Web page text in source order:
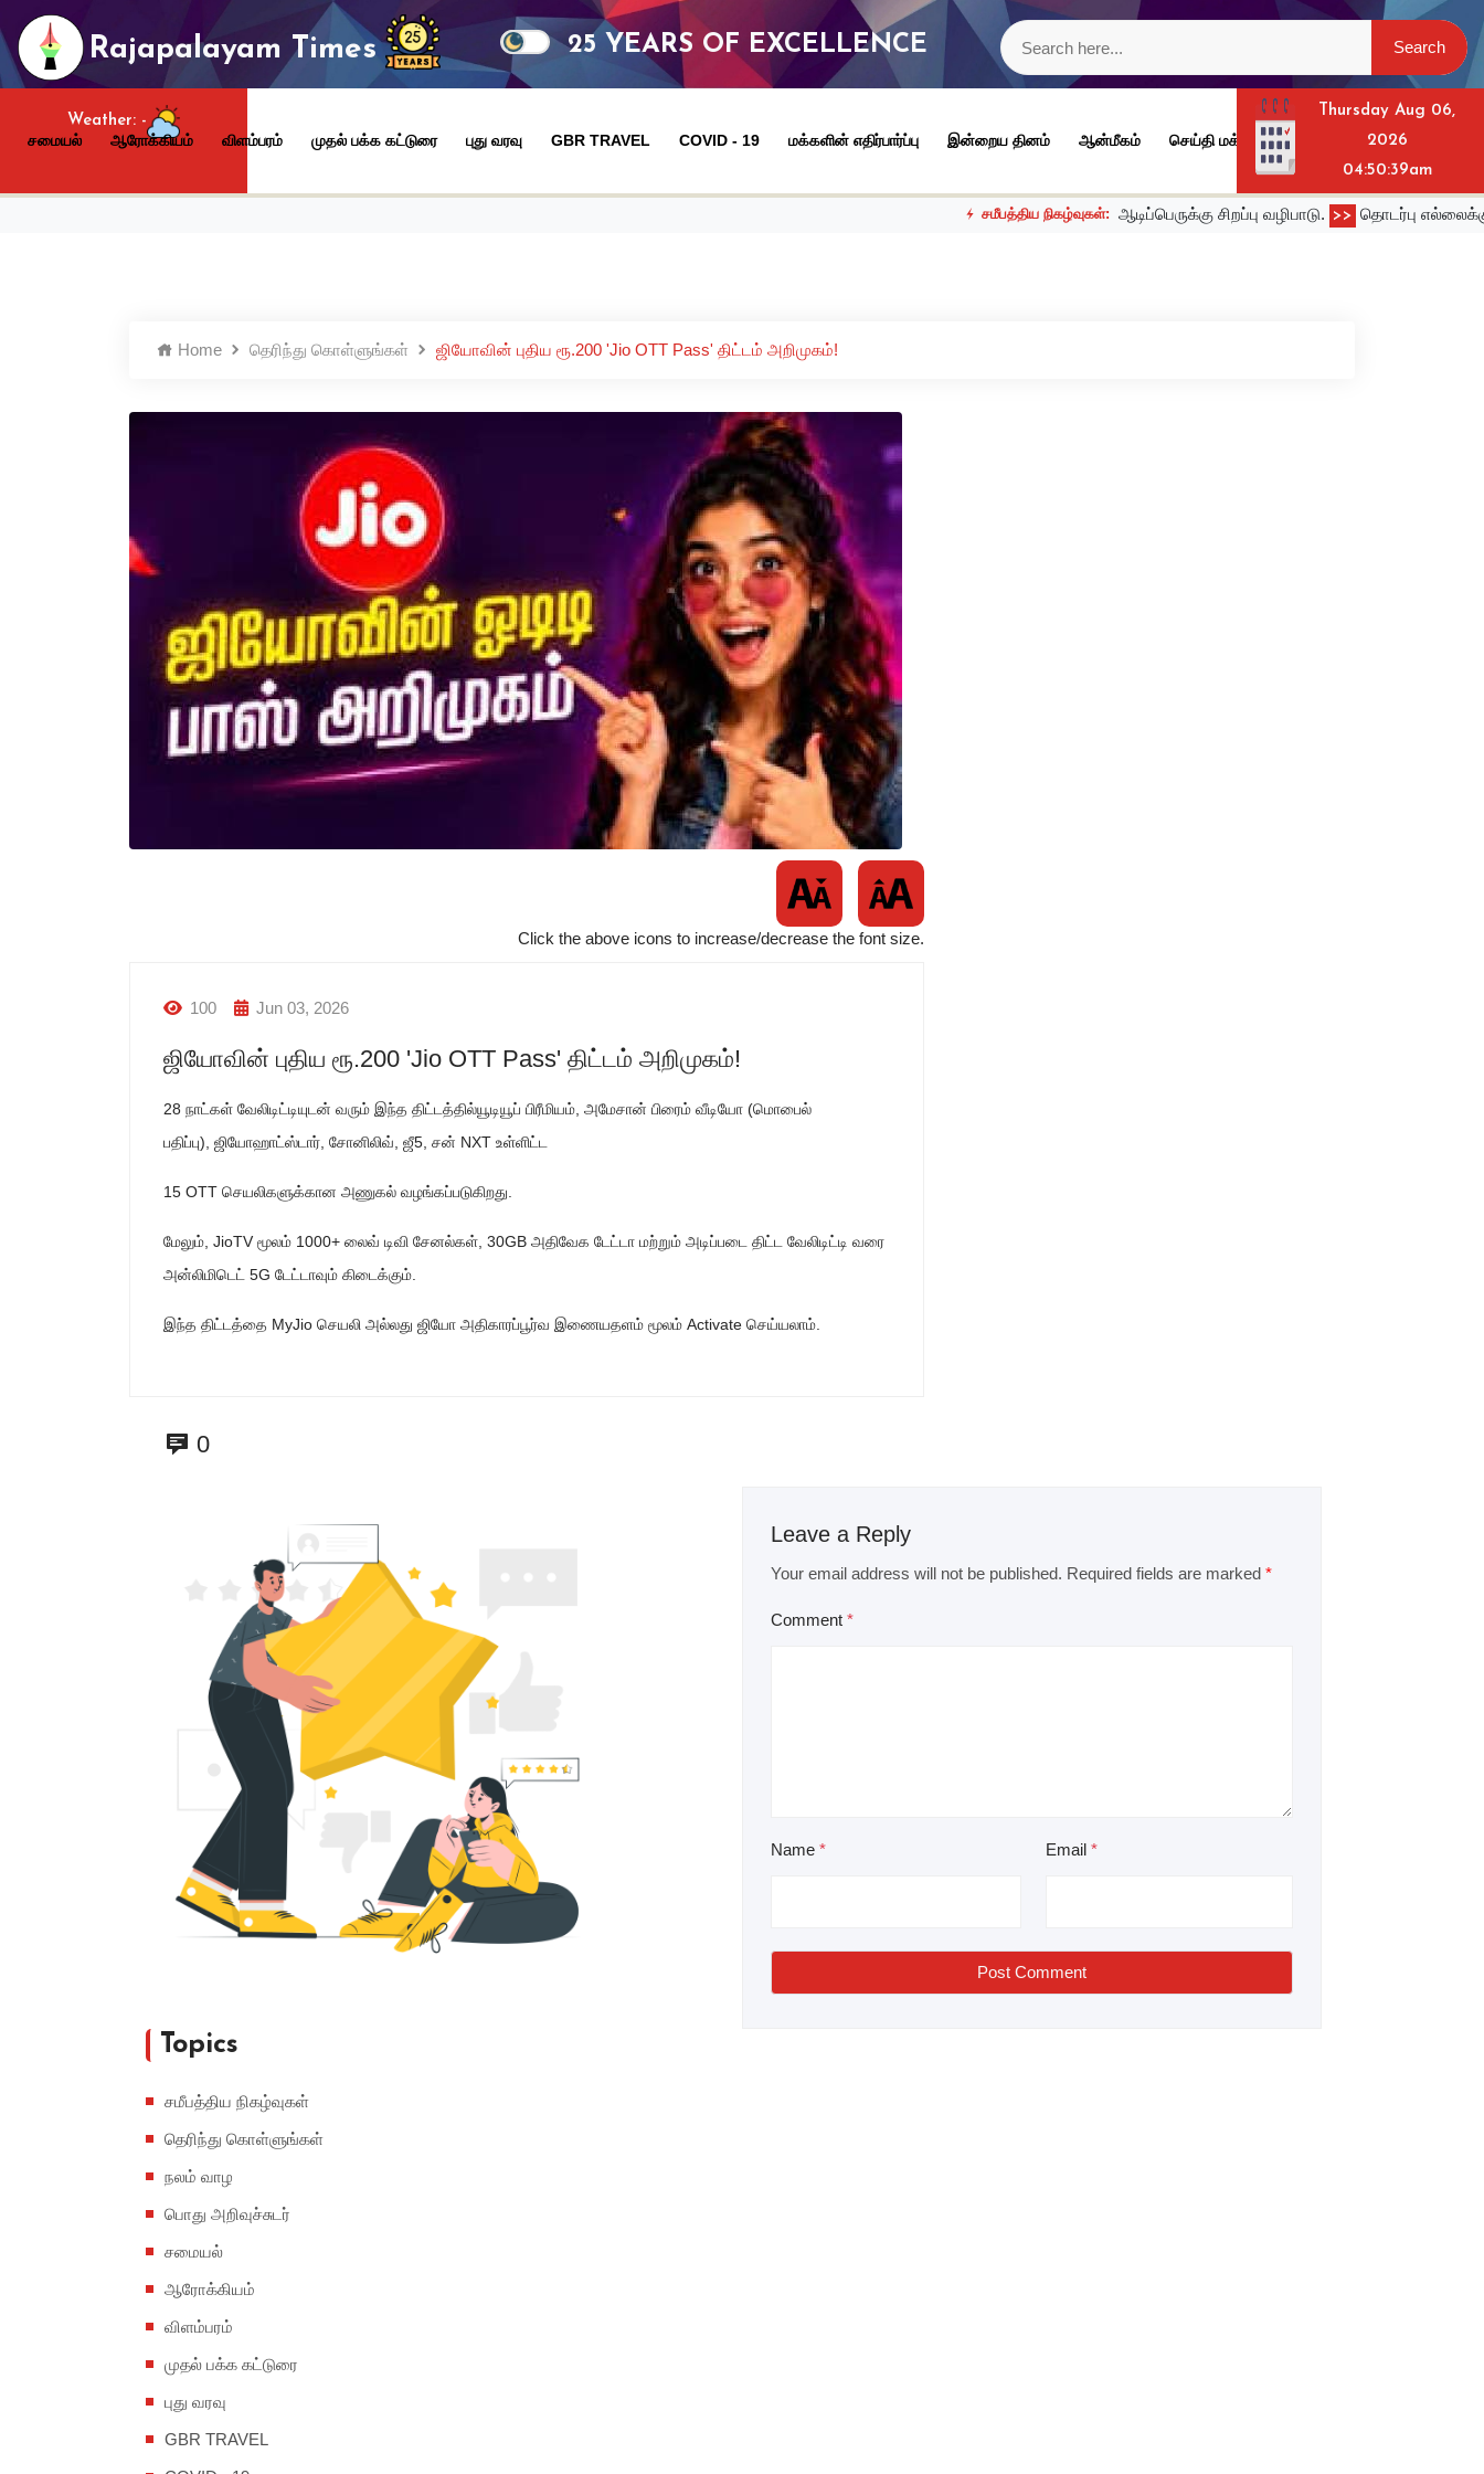
Rajapalayam Times 25 YEARS OF EXCELLENCE
Weather: -
சமையல் ஆரோக்கியம் விளம்பரம் முதல் பக்க கட்டுரை புது வரவு GBR TRAVEL COVID - 19 மக்களின் எதிர்பார்ப்பு இன்றைய தினம் ஆன்மீகம் செய்தி மக்கள் தொடர்பு அலுவலகம் விருதுநகர்
Thursday Aug 06,
2026
04:50:39am
சமீபத்திய நிகழ்வுகள்: ஆடிப்பெருக்கு சிறப்பு வழிபாடு. >> தொடர்பு எல்லைக்கு வெளியே
Home தெரிந்து கொள்ளுங்கள் ஜியோவின் புதிய ரூ.200 'Jio OTT Pass' திட்டம் அறிமுகம்!
Click the above icons to increase/decrease the font size.
100 Jun 03, 2026
ஜியோவின் புதிய ரூ.200 'Jio OTT Pass' திட்டம் அறிமுகம்!
28 நாட்கள் வேலிடிட்டியுடன் வரும் இந்த திட்டத்தில்யூடியூப் பிரீமியம், அமேசான் பிரைம் வீடியோ (மொபைல்
பதிப்பு), ஜியோஹாட்ஸ்டார், சோனிலிவ், ஜீ5, சன் NXT உள்ளிட்ட
15 OTT செயலிகளுக்கான அணுகல் வழங்கப்படுகிறது.
மேலும், JioTV மூலம் 1000+ லைவ் டிவி சேனல்கள், 30GB அதிவேக டேட்டா மற்றும் அடிப்படை திட்ட வேலிடிட்டி வரை
அன்லிமிடெட் 5G டேட்டாவும் கிடைக்கும்.
இந்த திட்டத்தை MyJio செயலி அல்லது ஜியோ அதிகாரப்பூர்வ இணையதளம் மூலம் Activate செய்யலாம்.
0
Leave a Reply
Your email address will not be published. Required fields are marked *
Comment *
Name * Email *
Post Comment
Topics
சமீபத்திய நிகழ்வுகள்
தெரிந்து கொள்ளுங்கள்
நலம் வாழ
பொது அறிவுச்சுடர்
சமையல்
ஆரோக்கியம்
விளம்பரம்
முதல் பக்க கட்டுரை
புது வரவு
GBR TRAVEL